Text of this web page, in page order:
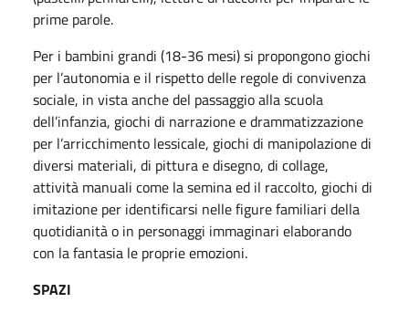
prime parole.
Per i bambini grandi (18-36 mesi) si propongono giochi
per l’autonomia e il rispetto delle regole di convivenza
sociale, in vista anche del passaggio alla scuola
dell’infanzia, giochi di narrazione e drammatizzazione
per l’arricchimento lessicale, giochi di manipolazione di
diversi materiali, di pittura e disegno, di collage,
attività manuali come la semina ed il raccolto, giochi di
imitazione per identificarsi nelle figure familiari della
quotidianità o in personaggi immaginari elaborando
con la fantasia le proprie emozioni.
SPAZI